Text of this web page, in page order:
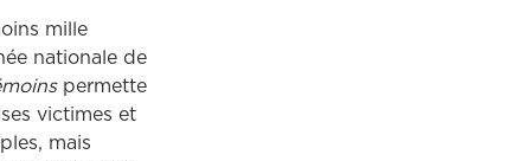
mille
nationale de
permette
victimes et
mais